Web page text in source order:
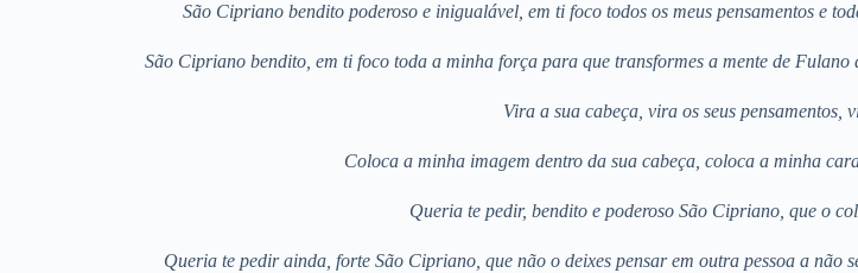
São Cipriano bendito poderoso e inigualável, em ti foco todos os meus pensamentos e
São Cipriano bendito, em ti foco toda a minha força para que transformes a mente de Fulano
Vira a sua cabeça, vira os seus pensamentos,
Coloca a minha imagem dentro da sua cabeça, coloca a minha
Queria te pedir, bendito e poderoso São Cipriano, que o
Queria te pedir ainda, forte São Cipriano, que não o deixes pensar em outra pessoa a